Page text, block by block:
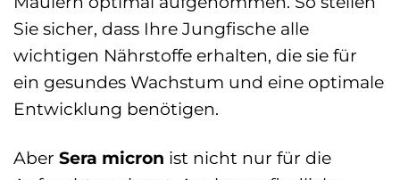
Sie sicher, dass Ihre Jungfische alle
wichtigen Nährstoffe erhalten, die sie für
ein gesundes Wachstum und eine optimale
Entwicklung benötigen.
Aber Sera micron ist nicht nur für die